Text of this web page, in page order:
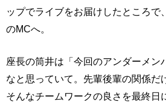
ップでライブをお届けしたところで
のMCへ。
座長の筒井は「今回のアンダーメン
なと思っていて。先輩後輩の関係だ
そんなチームワークの良さを最終日